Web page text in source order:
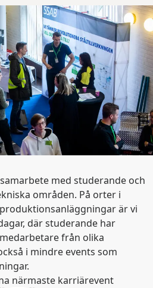
med studerande och
områden. På orter i
är vi
där studerande har
från olika
i mindre events som
närmaste karriärevent